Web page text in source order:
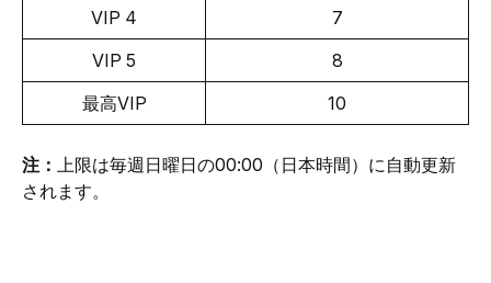
VIP 4
7
VIP 5
8
最高VIP
10
注：
上限は毎週日曜日の00:00（日本時間）に自動更新
されます。